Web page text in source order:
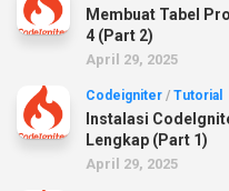
Membuat Tabel
4 (Part 2)
April 29, 2025
Codeigniter / Tutorial
Instalasi
Lengkap (Part 1)
April 29, 2025